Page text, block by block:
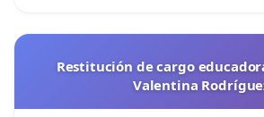
Restitución de cargo
Valentina